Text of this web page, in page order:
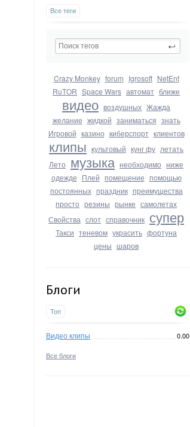
Все теги
Crazy Monkey forum Igrosoft NetEnt
RuTOR Space Wars автомат ближе
видео воздушных Жажда
желание жидкой заниматься знать
Игровой казино киберспорт клиентов
клипы культовый кунг фу летать
Лето музыка необходимо ниже
одежде Плей помещение помощью
постоянных праздник преимущества
просто резины рынке самолетах
Свойства слот справочник супер
Такси теневом украсить фортуна
цены шаров
Блоги
Топ
Видео клипы 0.00
Все блоги